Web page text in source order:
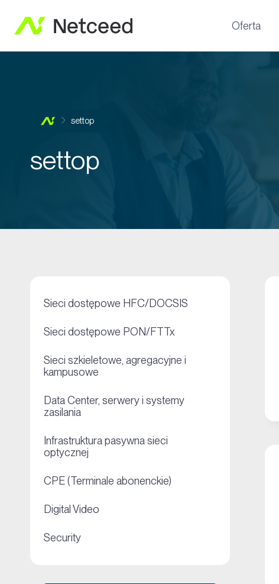
Oferta
settop
settop
Sieci dostępowe HFC/DOCSIS
Sieci dostępowe PON/FTTx
Sieci szkieletowe, agregacyjne i
kampusowe
Data Center, serwery i systemy
zasilania
Infrastruktura pasywna sieci
optycznej
CPE (Terminale abonenckie)
Digital Video
Security